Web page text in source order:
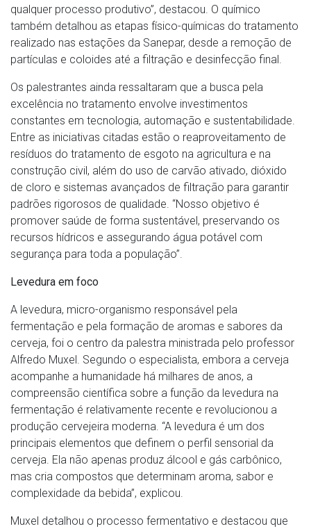
qualquer processo produtivo”, destacou. O químico
também detalhou as etapas físico-químicas do tratamento
realizado nas estações da Sanepar, desde a remoção de
partículas e coloides até a filtração e desinfecção final.
Os palestrantes ainda ressaltaram que a busca pela
excelência no tratamento envolve investimentos
constantes em tecnologia, automação e sustentabilidade.
Entre as iniciativas citadas estão o reaproveitamento de
resíduos do tratamento de esgoto na agricultura e na
construção civil, além do uso de carvão ativado, dióxido
de cloro e sistemas avançados de filtração para garantir
padrões rigorosos de qualidade. “Nosso objetivo é
promover saúde de forma sustentável, preservando os
recursos hídricos e assegurando água potável com
segurança para toda a população”.
Levedura em foco
A levedura, micro-organismo responsável pela
fermentação e pela formação de aromas e sabores da
cerveja, foi o centro da palestra ministrada pelo professor
Alfredo Muxel. Segundo o especialista, embora a cerveja
acompanhe a humanidade há milhares de anos, a
compreensão científica sobre a função da levedura na
fermentação é relativamente recente e revolucionou a
produção cervejeira moderna. “A levedura é um dos
principais elementos que definem o perfil sensorial da
cerveja. Ela não apenas produz álcool e gás carbônico,
mas cria compostos que determinam aroma, sabor e
complexidade da bebida”, explicou.
Muxel detalhou o processo fermentativo e destacou que